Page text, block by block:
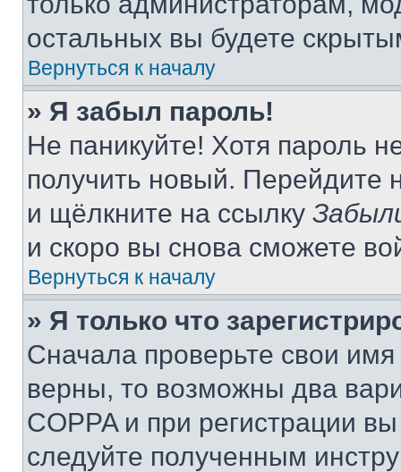
остальных вы будете
Вернуться к началу
» Я забыл пароль!
Не паникуйте! Хотя пароль
получить новый. Перейдите
и щёлкните на ссылку
и скоро вы снова сможете
Вернуться к началу
» Я только что
Сначала проверьте свои
верны, то возможны два
COPPA и при регистрации
следуйте полученным